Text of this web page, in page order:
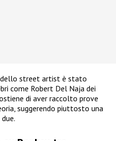
dello street artist è stato
come Robert Del Naja dei
di aver raccolto prove
suggerendo piuttosto una